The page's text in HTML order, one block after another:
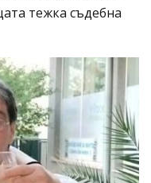
тежка съдебна